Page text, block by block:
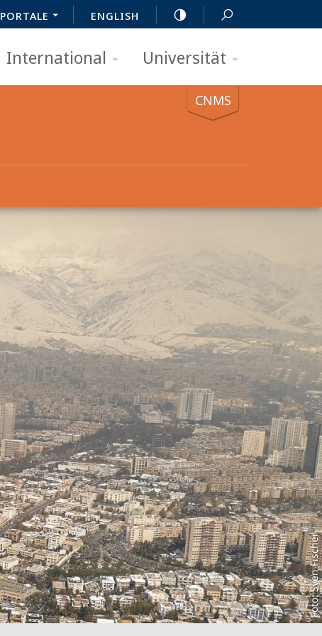
PORTALE ENGLISH
International Universität
CNMS
Foto: Sven Fischer